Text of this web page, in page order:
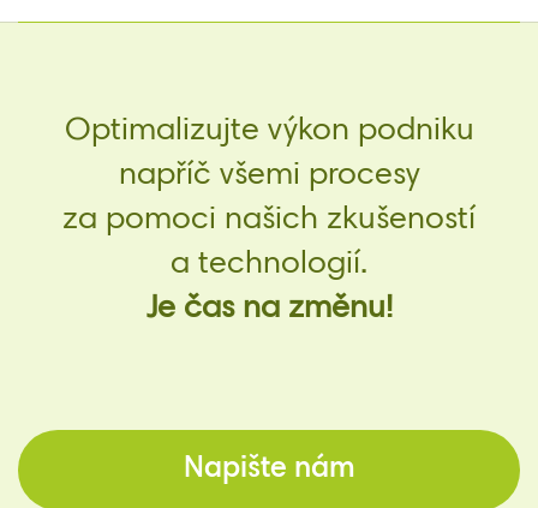
Optimalizujte výkon podniku
napříč všemi procesy
za pomoci našich zkušeností
a technologií.
Je čas na změnu!
Napište nám